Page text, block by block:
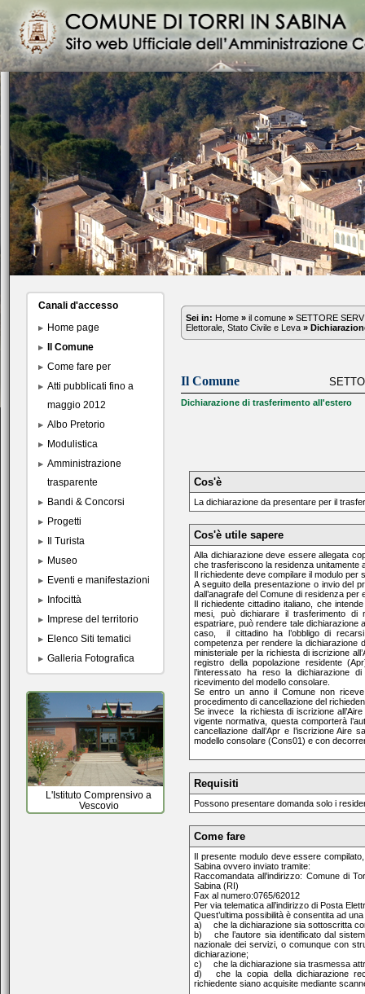
Canali d'accesso
Home page
Il Comune
Come fare per
Atti pubblicati fino a
maggio 2012
Albo Pretorio
Modulistica
Amministrazione
trasparente
Bandi & Concorsi
Progetti
Il Turista
Museo
Eventi e manifestazioni
Infocittà
Imprese del territorio
Elenco Siti tematici
Galleria Fotografica
L'Istituto Comprensivo a
Vescovio
Sei in: Home » il comune » SETTORE
Elettorale, Stato Civile e Leva »
Il Comune
Dichiarazione di trasferimento all'estero
Cos'è
La dichiarazione da presentare per il
Cos'è utile sapere
Alla dichiarazione deve essere allegata
che trasferiscono la residenza unitamente
Il richiedente deve compilare il modulo
A seguito della presentazione o invio del
dall’anagrafe del Comune di residenza per
Il richiedente cittadino italiano, che
mesi, può dichiarare il trasferimento di
espatriare, può rendere tale dichiarazione
caso, il cittadino ha l’obbligo di recarsi
competenza per rendere la dichiarazione
ministeriale per la richiesta di iscrizione
registro della popolazione residente
l’interessato ha reso la dichiarazione
ricevimento del modello consolare.
Se entro un anno il Comune non
procedimento di cancellazione del
Se invece la richiesta di iscrizione
vigente normativa, questa comporterà
cancellazione dall’Apr e l’iscrizione Aire
modello consolare (Cons01) e con
Requisiti
Possono presentare domanda solo i
Come fare
Il presente modulo deve essere
Sabina ovvero inviato tramite:
Raccomandata all’indirizzo: Comune di
Sabina (RI)
Fax al numero:0765/62012
Per via telematica all’indirizzo di Posta
Quest’ultima possibilità è consentita ad
a)
che la dichiarazione sia sottoscritta
b)
che l’autore sia identificato dal
nazionale dei servizi, o comunque con
dichiarazione;
c)
che la dichiarazione sia trasmessa
d)
che la copia della dichiarazione
richiedente siano acquisite mediante